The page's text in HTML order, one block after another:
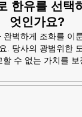
한유를 선택
엇인가요?
완벽하게 조화를 이
. 당사의 광범위한
할 수 없는 가치를 보